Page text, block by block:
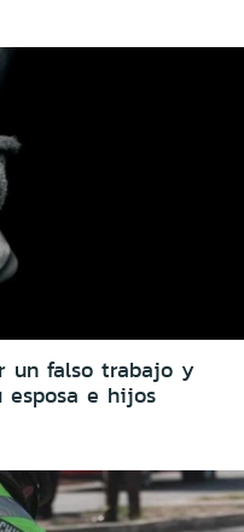
un falso trabajo y
esposa e hijos